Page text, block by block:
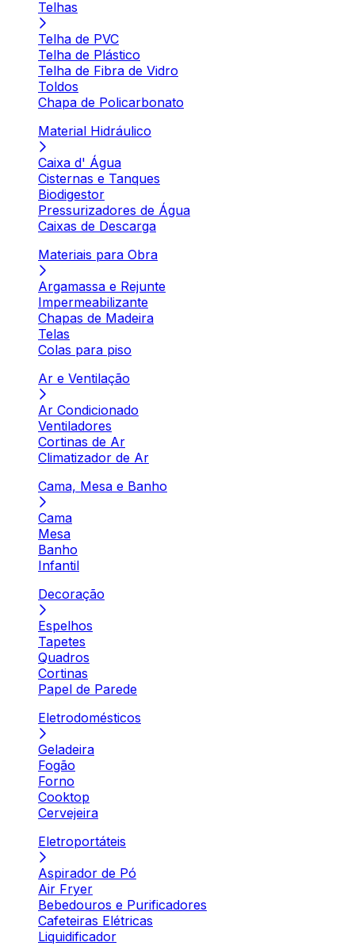
Telhas
Telha de PVC
Telha de Plástico
Telha de Fibra de Vidro
Toldos
Chapa de Policarbonato
Material Hidráulico
Caixa d' Água
Cisternas e Tanques
Biodigestor
Pressurizadores de Água
Caixas de Descarga
Materiais para Obra
Argamassa e Rejunte
Impermeabilizante
Chapas de Madeira
Telas
Colas para piso
Ar e Ventilação
Ar Condicionado
Ventiladores
Cortinas de Ar
Climatizador de Ar
Cama, Mesa e Banho
Cama
Mesa
Banho
Infantil
Decoração
Espelhos
Tapetes
Quadros
Cortinas
Papel de Parede
Eletrodomésticos
Geladeira
Fogão
Forno
Cooktop
Cervejeira
Eletroportáteis
Aspirador de Pó
Air Fryer
Bebedouros e Purificadores
Cafeteiras Elétricas
Liquidificador